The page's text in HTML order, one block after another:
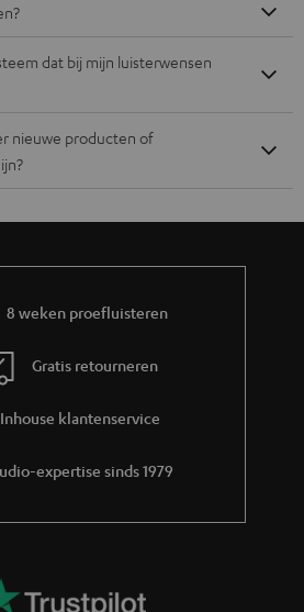
dat bij mijn luisterwensen
nieuwe producten of
8 weken proefluisteren
Gratis retourneren
Inhouse klantenservice
expertise sinds 1979